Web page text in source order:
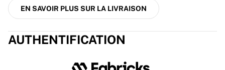
West Indies
Cricket Ireland
Voir tout le cricket
Hockey sur glace
EN SAVOIR PLUS SUR LA LIVRAISON
AUTHENTIFICATION